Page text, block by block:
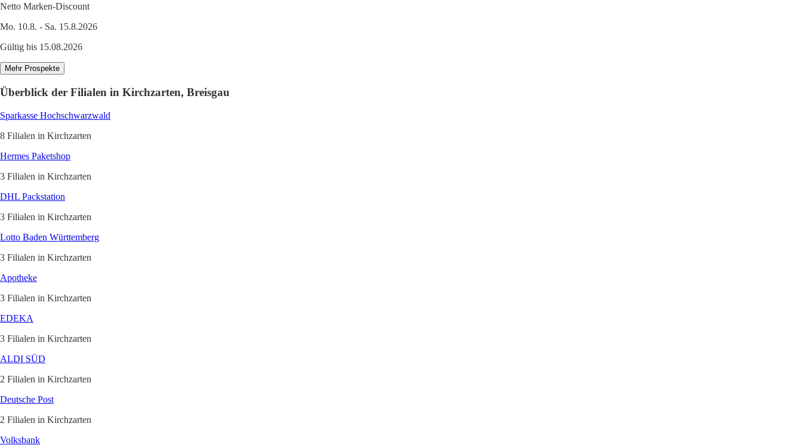
Netto Marken-Discount
Mo. 10.8. - Sa. 15.8.2026
Gültig bis 15.08.2026
Mehr Prospekte
Überblick der Filialen in Kirchzarten, Breisgau
Sparkasse Hochschwarzwald
8 Filialen in Kirchzarten
Hermes Paketshop
3 Filialen in Kirchzarten
DHL Packstation
3 Filialen in Kirchzarten
Lotto Baden Württemberg
3 Filialen in Kirchzarten
Apotheke
3 Filialen in Kirchzarten
EDEKA
3 Filialen in Kirchzarten
ALDI SÜD
2 Filialen in Kirchzarten
Deutsche Post
2 Filialen in Kirchzarten
Volksbank